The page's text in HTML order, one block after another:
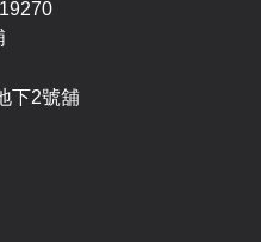
售
下2號舖